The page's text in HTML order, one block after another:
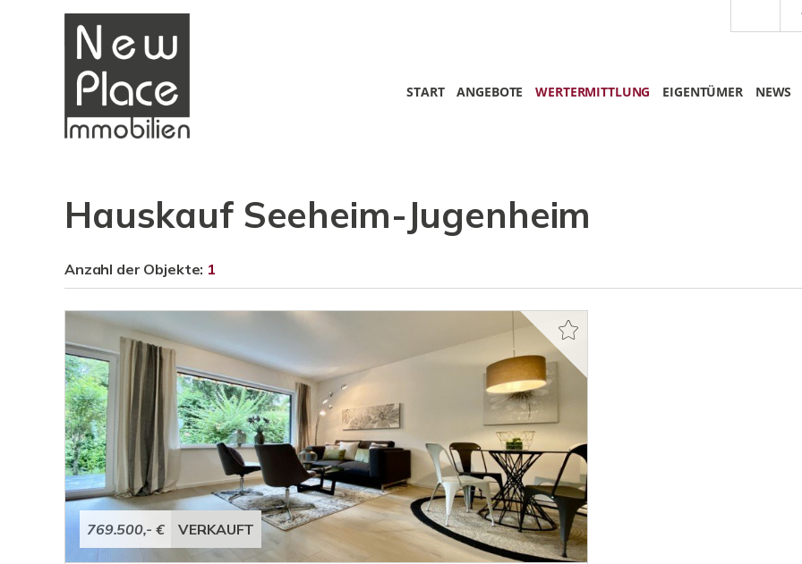
START ANGEBOTE WERTERMITTLUNG EIGENTÜMER NEWS
Hauskauf Seeheim-Jugenheim
Anzahl der Objekte: 1
769.500,- € VERKAUFT